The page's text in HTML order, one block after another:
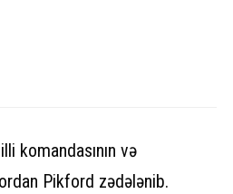
komandasının və
Pikford zədələnib.